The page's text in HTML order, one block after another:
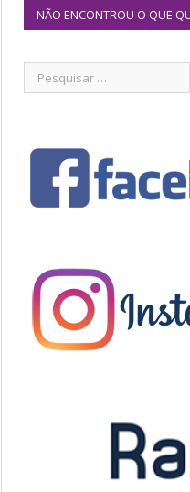
NÃO ENCONTROU O QUE